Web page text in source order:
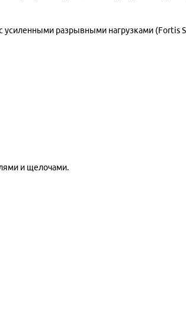
усиленными разрывными нагрузками (Fortis
и щелочами.